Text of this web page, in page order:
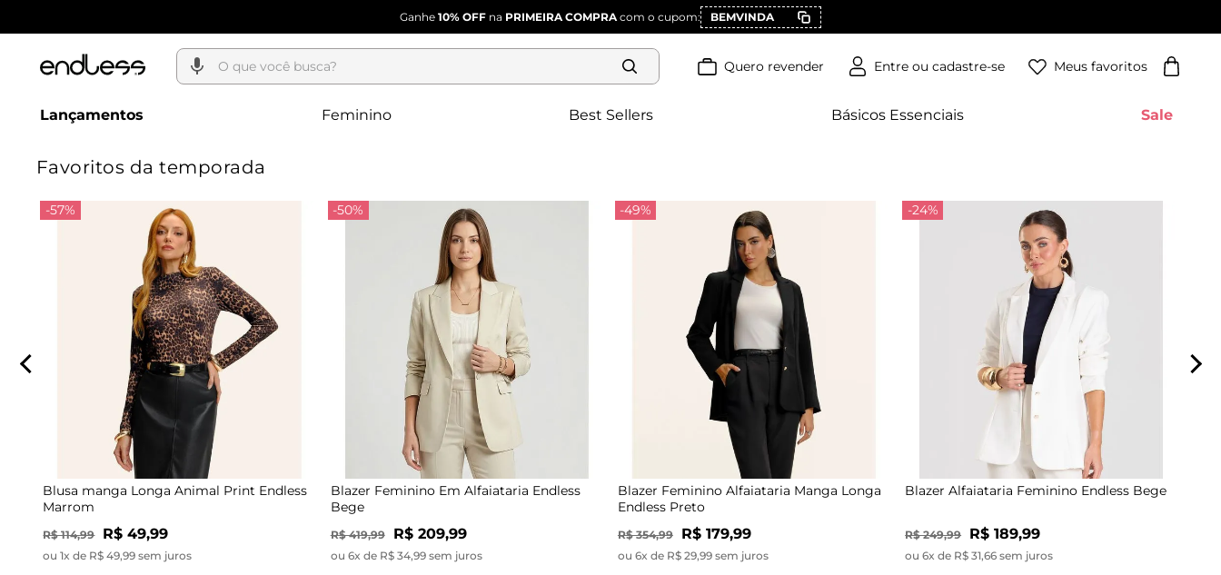
Ganhe 10% OFF na PRIMEIRA COMPRA com o cupom: BEMVINDA
O que você busca?
Quero revender Meus favoritos
Lançamentos Feminino Best Sellers Básicos Essenciais Sale
Favoritos da temporada
-57%
Blusa manga Longa Animal Print Endless
Marrom
R$ 114,99 R$ 49,99
ou 1x de R$ 49,99 sem juros
-50%
Blazer Feminino Em Alfaiataria Endless
Bege
R$ 419,99 R$ 209,99
ou 6x de R$ 34,99 sem juros
-49%
Blazer Feminino Alfaiataria Manga Longa
Endless Preto
R$ 354,99 R$ 179,99
ou 6x de R$ 29,99 sem juros
-24%
Blazer Alfaiataria Feminino Endless Bege
R$ 249,99 R$ 189,99
ou 6x de R$ 31,66 sem juros